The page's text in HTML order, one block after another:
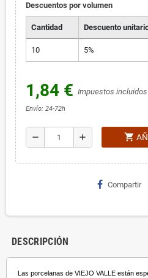
Descuentos por volumen
Cantidad Descuento
10 5%
1,84 € Impuestos incluidos
Envío: 24-72h
remove add shopping_cart
Compartir
DESCRIPCIÓN
Las porcelanas de VIEJO VALLE están